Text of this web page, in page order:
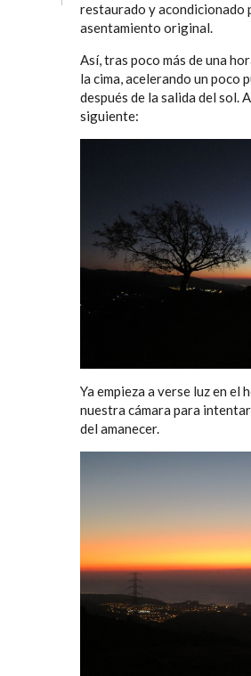
restaurado y acondicionado
asentamiento original.
Así, tras poco más de una
la cima, acelerando un poco
después de la salida del sol.
siguiente:
Ya empieza a verse luz en el
nuestra cámara para
del amanecer.